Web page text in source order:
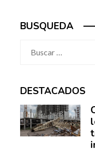
BUSQUEDA
DESTACADOS